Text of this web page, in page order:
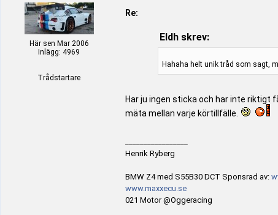
Här sen Mar 2006
Inlägg: 4969
Trådstartare
Re:
Eldh skrev:
Hahaha helt unik tråd som sagt,
Har ju ingen sticka och har inte riktigt
mäta mellan varje körtillfälle.
Henrik Ryberg
BMW Z4 med S55B30 DCT Sponsrad av:
www.maxxecu.se
021 Motor @Oggeracing